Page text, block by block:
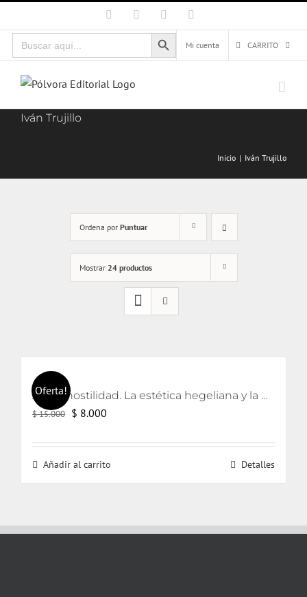
al
contenido
Facebook Instagram
Buscar:
Botón de búsqueda
Mi cuenta
CARRITO
Iván Trujillo
Inicio Iván Trujillo
Ordena por Puntuar
Mostrar 24 productos
Oferta! Arte y hostilidad. La estética hegeliana y la precipitación de la violencia
$15.000 El
original
era:
$ 8.000
actual
es:
Añadir al carrito Detalles